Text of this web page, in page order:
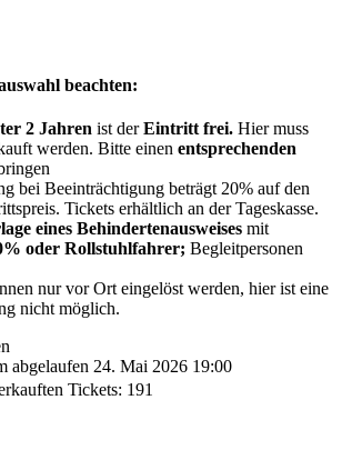
beachten:
2 Jahren ist derEintritt frei. Hier muss
werden. Bitte einen entsprechenden
bei Beeinträchtigung beträgt 20% auf den
Tickets erhältlich an der Tageskasse.
eines Behindertenausweises mit
oder Rollstuhlfahrer; Begleitpersonen
nur vor Ort eingelöst werden, hier ist eine
nicht möglich.
abgelaufen 24. Mai 2026 19:00
Tickets: 191